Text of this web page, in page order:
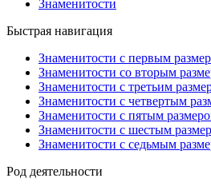
Знаменитости
Быстрая навигация
Знаменитости с первым
Знаменитости со вторым
Знаменитости с третьим
Знаменитости с четвертым
Знаменитости с пятым
Знаменитости с шестым
Знаменитости с седьмым
Род деятельности